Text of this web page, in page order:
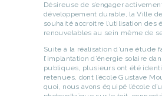
Désireuse de s’engager
développement durable, la Ville
souhaité accroitre l’utilisation des
renouvelables au sein même de
Suite à la réalisation d’une étude
l’implantation d’énergie solaire
publiques, plusieurs ont été
retenues, dont l’école Gustave
quoi, nous avons équipé l’école